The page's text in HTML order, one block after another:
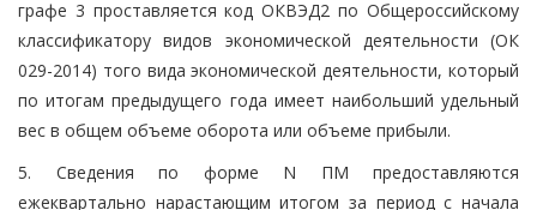
графе 3 проставляется код ОКВЭД2 по Общероссийскому
классификатору видов экономической деятельности (ОК
029-2014) того вида экономической деятельности, который
по итогам предыдущего года имеет наибольший удельный
вес в общем объеме оборота или объеме прибыли.
5. Сведения по форме N ПМ предоставляются
ежеквартально нарастающим итогом за период с начала